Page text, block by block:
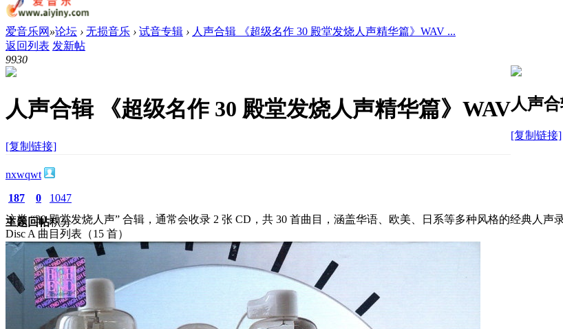
爱音乐网 »论坛 › 无损音乐 › 试音专辑 › 人声合辑 《超级名作 30 殿堂发烧人声精华篇》WAV ...
返回列表 发新帖
9930
人声合辑 《超级名作 30 殿堂发烧人声精华篇》WAV
[复制链接]
人声
[复制链接]
nxwqwt
187
主题
0
回帖
1047
积分
积分
1047
2026-5-24 17:34:23 / 显示全部楼层
这类 “30 殿堂发烧人声” 合辑，通常会收录 2 张 CD，共 30 首曲目，涵盖华语、欧美、日系等多种风格的经典人声
Disc A 曲目列表（15 首）